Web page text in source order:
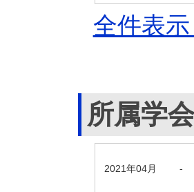
全件表
所属学
2021年04月 -